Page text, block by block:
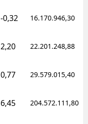
-0,32 16.170.946,30
2,20 22.201.248,88
0,77 29.579.015,40
6,45 204.572.111,80